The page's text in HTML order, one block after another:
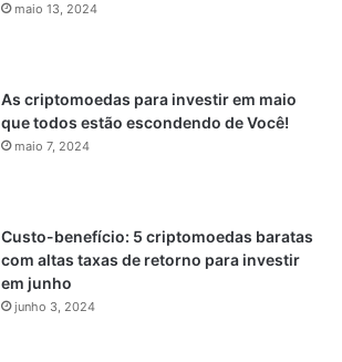
maio 13, 2024
As criptomoedas para investir em maio
que todos estão escondendo de Você!
maio 7, 2024
Custo-benefício: 5 criptomoedas baratas
com altas taxas de retorno para investir
em junho
junho 3, 2024